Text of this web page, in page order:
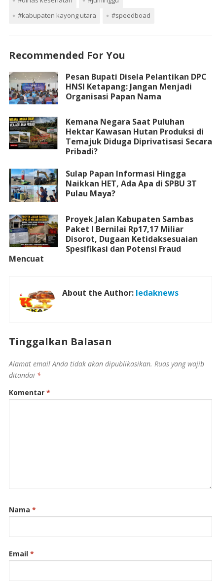
#kabupaten kayong utara
#speedboad
Recommended For You
Pesan Bupati Disela Pelantikan DPC
HNSI Ketapang: Jangan Menjadi
Organisasi Papan Nama
Kemana Negara Saat Puluhan
Hektar Kawasan Hutan Produksi di
Temajuk Diduga Diprivatisasi Secara
Pribadi?
Sulap Papan Informasi Hingga
Naikkan HET, Ada Apa di SPBU 3T
Pulau Maya?
Proyek Jalan Kabupaten Sambas
Paket I Bernilai Rp17,17 Miliar
Disorot, Dugaan Ketidaksesuaian
Spesifikasi dan Potensi Fraud
Mencuat
About the Author: ledaknews
Tinggalkan Balasan
Alamat email Anda tidak akan dipublikasikan. Ruas yang wajib
ditandai *
Komentar *
Nama *
Email *